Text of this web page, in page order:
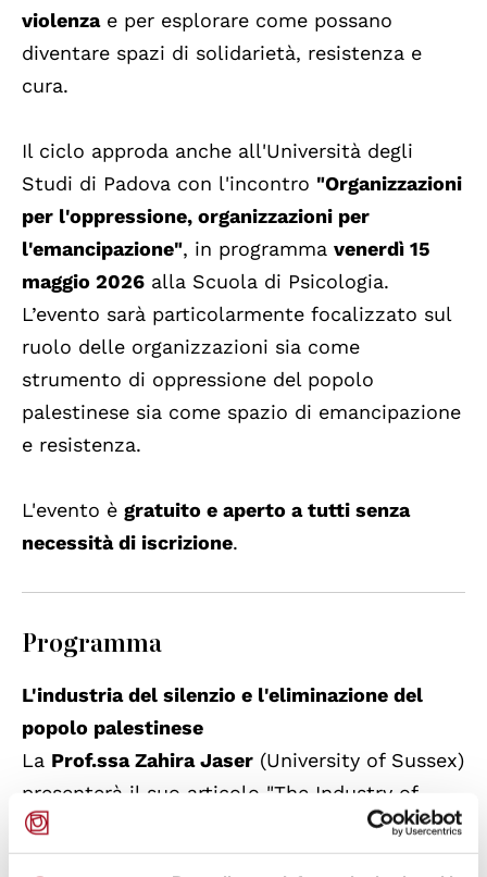
violenzae per esplorare come possano
diventare spazi di solidarietà, resistenza e
cura.
Il ciclo approda anche all'Università degli
Studi di Padova con l'incontro "Organizzazioni
per l'oppressione, organizzazioni per
l'emancipazione", in programma venerdì 15
maggio 2026 alla Scuola di Psicologia.
L’evento sarà particolarmente focalizzato sul
ruolo delle organizzazioni sia come
strumento di oppressione del popolo
palestinese sia come spazio di emancipazione
e resistenza.
L'evento è gratuito e aperto a tutti senza
necessità di iscrizione.
Programma
L'industria del silenzio e l'eliminazione del
popolo palestinese
La Prof.ssa Zahira Jaser (University of Sussex)
presenterà il suo articolo "The Industry of
Silence: The Ongoing Nakba and the
Racialization of Palestinians", analizzando le